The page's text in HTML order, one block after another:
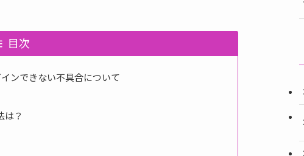
目次
ンできない不具合について
は？